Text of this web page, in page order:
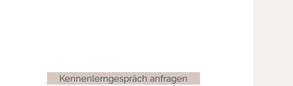
Kennenlerngespräch anfragen